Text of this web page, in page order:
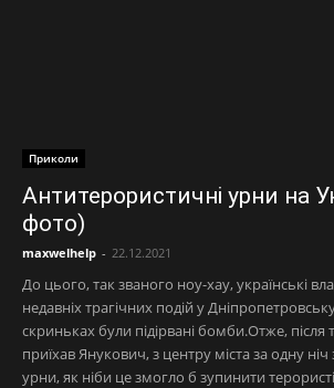
Приколи
Антитерористичні урни на
фото)
maxwelhelp - 22.12.2021
До цього, так званого ноу-хау, українські
недавніх трагічних подій у
скриньках були підірвані бомби.Отже, після
приїхав Янукович, з центру міста за одну ніч
урни, як ніби це змогло б зупинити